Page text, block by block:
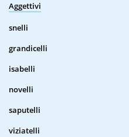
Aggettivi
snelli
grandicelli
isabelli
novelli
saputelli
viziatelli